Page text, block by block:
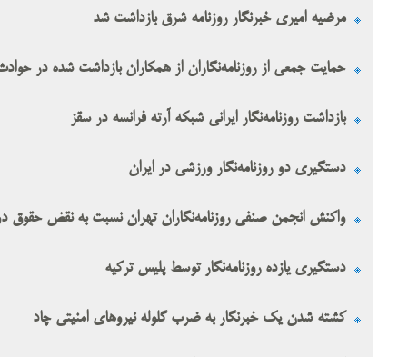
مرضیه امیری خبرنگار روزنامه شرق بازداشت شد
حمایت جمعی از روزنامه‌نگاران از همکاران بازداشت شده در
بازداشت روزنامه‌نگار ایرانی شبکه آرته فرانسه در سقز
دستگیری دو روزنامه‌نگار ورزشی در ایران
واکنش انجمن صنفی روزنامه‌نگاران تهران نسبت به نقض حقوق دو
دستگیری یازده روزنامه‌نگار توسط پلیس ترکیه
کشته شدن یک خبرنگار به ضرب گلوله نیروهای امنیتی چاد